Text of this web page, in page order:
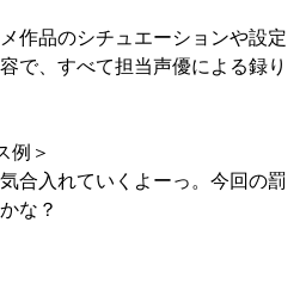
作品のシチュエーションや設定
で、すべて担当声優による録り
例＞
合入れていくよーっ。今回の罰
な？